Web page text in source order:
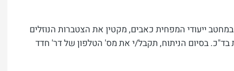
ייעודי המפחית כאבים, מקטין את הצטברות הנוזלים
בסיום הניתוח, תקבל/י את מס' הטלפון של דר' חדד